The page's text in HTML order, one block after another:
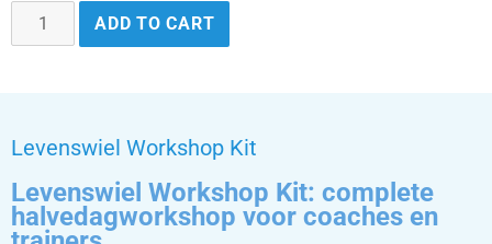
ADD TO CART
Levenswiel Workshop Kit
Levenswiel Workshop Kit: complete
halvedagworkshop voor coaches en